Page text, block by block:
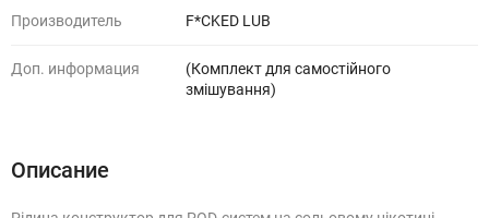
Производитель F*CKED LUB
Доп. информация
(Комплект для самостійного
змішування)
Описание